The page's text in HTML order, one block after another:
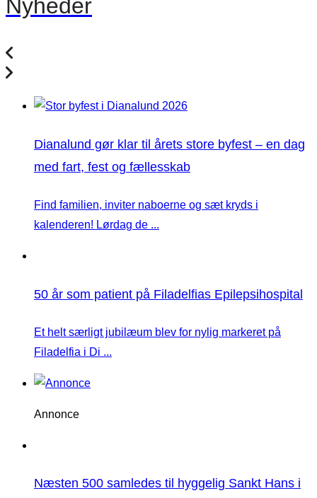
Nyheder
Dianalund gør klar til årets store byfest – en dag
med fart, fest og fællesskab
Find familien, inviter naboerne og sæt kryds i
kalenderen! Lørdag de ...
50 år som patient på Filadelfias Epilepsihospital
Et helt særligt jubilæum blev for nylig markeret på
Filadelfia i Di ...
Annonce
Næsten 500 samledes til hyggelig Sankt Hans i